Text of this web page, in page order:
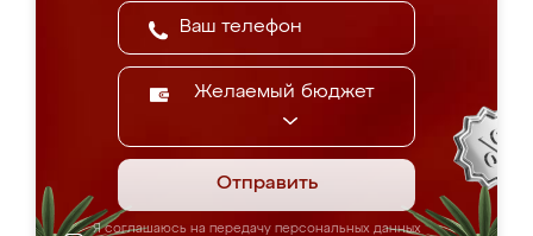
Желаемый бюджет
Отправить
Я соглашаюсь на передачу персональных данных